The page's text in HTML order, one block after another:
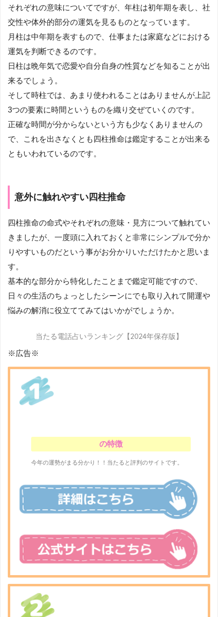
それぞれの意味についてですが、年柱は初年期を表し、社
交性や体外的部分の運気を見るものとなっています。
月柱は中年期を表すもので、仕事または家庭などにおける
運気を判断できるのです。
日柱は晩年気で恋愛や自分自身の性質などを知ることが出
来るでしょう。
そして時柱では、あまり使われることはありませんが上記
3つの要素に時間というものを織り交ぜていくのです。
正確な時間が分からないという方も少なくありませんの
で、これを出さなくとも四柱推命は鑑定することが出来る
ともいわれているのです。
意外に触れやすい四柱推命
四柱推命の命式やそれぞれの意味・見方について触れてい
きましたが、一度頭に入れておくと非常にシンプルで分か
りやすいものだという事がお分かりいただけたかと思いま
す。
基本的な部分から特化したことまで鑑定可能ですので、
日々の生活のちょっとしたシーンにでも取り入れて開運や
悩みの解消に役立ててみてはいかがでしょうか。
当たる電話占いランキング【2024年保存版】
※広告※
の特徴
今年の運勢がまる分かり！！当たると評判のサイトです。